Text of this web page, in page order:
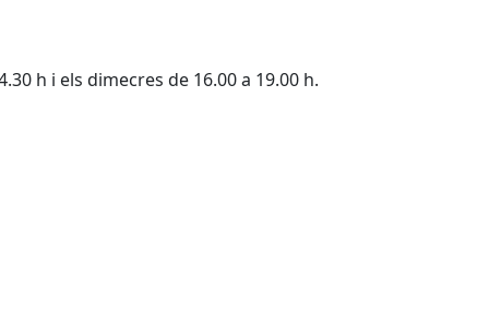
h i els dimecres de 16.00 a 19.00 h.